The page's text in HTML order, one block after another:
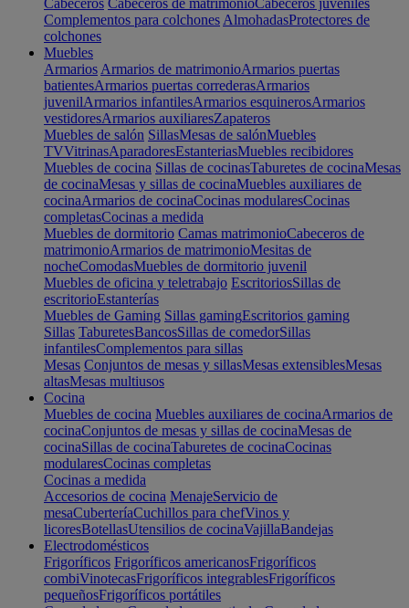
Cabeceros Cabeceros de matrimonioCabeceros juveniles
Complementos para colchones AlmohadasProtectores de
colchones
Muebles
Armarios Armarios de matrimonioArmarios puertas
batientesArmarios puertas correderasArmarios
juvenilArmarios infantilesArmarios esquinerosArmarios
vestidoresArmarios auxiliaresZapateros
Muebles de salón SillasMesas de salónMuebles
TVVitrinasAparadoresEstanteriasMuebles recibidores
Muebles de cocina Sillas de cocinasTaburetes de cocinaMesas
de cocinaMesas y sillas de cocinaMuebles auxiliares de
cocinaArmarios de cocinaCocinas modularesCocinas
completasCocinas a medida
Muebles de dormitorio Camas matrimonioCabeceros de
matrimonioArmarios de matrimonioMesitas de
nocheComodasMuebles de dormitorio juvenil
Muebles de oficina y teletrabajo EscritoriosSillas de
escritorioEstanterías
Muebles de Gaming Sillas gamingEscritorios gaming
Sillas TaburetesBancosSillas de comedorSillas
infantilesComplementos para sillas
Mesas Conjuntos de mesas y sillasMesas extensiblesMesas
altasMesas multiusos
Cocina
Muebles de cocina Muebles auxiliares de cocinaArmarios de
cocinaConjuntos de mesas y sillas de cocinaMesas de
cocinaSillas de cocinaTaburetes de cocinaCocinas
modularesCocinas completas
Cocinas a medida
Accesorios de cocina MenajeServicio de
mesaCuberteríaCuchillos para chefVinos y
licoresBotellasUtensilios de cocinaVajillaBandejas
Electrodomésticos
Frigoríficos Frigoríficos americanosFrigoríficos
combiVinotecasFrigoríficos integrablesFrigoríficos
pequeñosFrigoríficos portátiles